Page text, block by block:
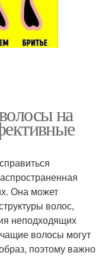
на
Она может
волос,
неподходящих
волосы могут
поэтому важно